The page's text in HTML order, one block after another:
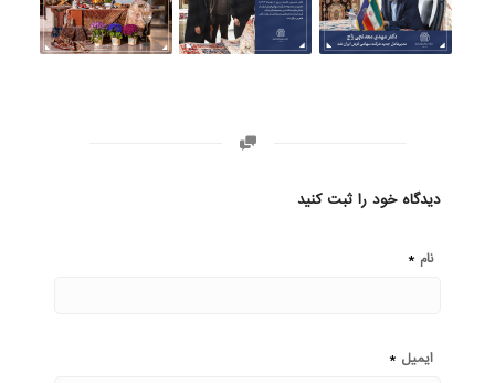
دیدگاه خود را ثبت کنید
نام *
ایمیل *